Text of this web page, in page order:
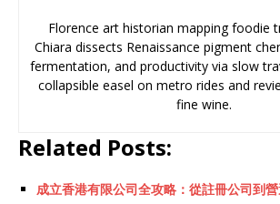
Florence art historian mapping foodie
Chiara dissects Renaissance pigment
fermentation, and productivity via slow
collapsible easel on metro rides and
fine wine.
Related Posts:
成立香港有限公司全攻略：從註冊公司到